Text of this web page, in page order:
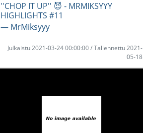
''CHOP IT UP'' 😈 - MRMIKSYYY
HIGHLIGHTS #11
― MrMiksyyy
Julkaistu 2021-03-24 00:00:00 / Tallennettu 2021-
05-18